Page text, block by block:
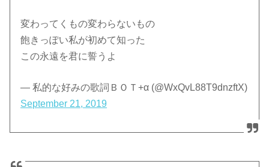
変わってくもの変わらないもの
飽きっぽい私が初めて知った
この永遠を君に誓うよ
— 私的な好みの歌詞ＢＯＴ+α (@WxQvL88T9dnzftX)
September 21, 2019